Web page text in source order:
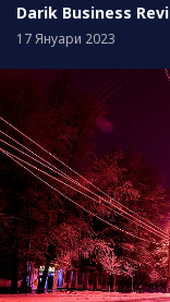
Darik Business
17 Януари 2023